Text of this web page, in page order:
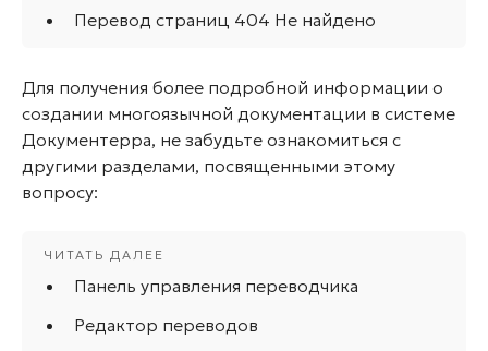
Перевод страниц 404 Не найдено
Для получения более подробной информации о
создании многоязычной документации в системе
Документерра, не забудьте ознакомиться с
другими разделами, посвященными этому
вопросу:
Панель управления переводчика
Редактор переводов